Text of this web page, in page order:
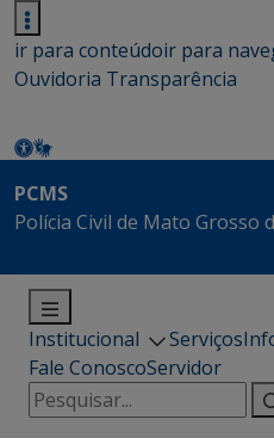
ir para conteúdoir para
Ouvidoria Transparência
PCMS
Polícia Civil de Mato Grosso
Institucional Serviços
Fale ConoscoServidor
Pesquisar
por: